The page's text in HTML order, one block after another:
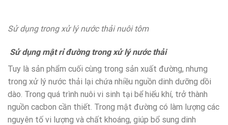
Sử dụng trong xử lý nước thải nuôi tôm
Sử dụng mật rỉ đường trong xử lý nước thải
Tuy là sản phẩm cuối cùng trong sản xuất đường, nhưng
trong xử lý nước thải lại chứa nhiều nguồn dinh dưỡng dồi
dào. Trong quá trình nuôi vi sinh tại bể hiếu khí, trở thành
nguồn cacbon cần thiết. Trong mật đường có làm lượng các
nguyên tố vi lượng và chất khoáng, giúp bổ sung dinh